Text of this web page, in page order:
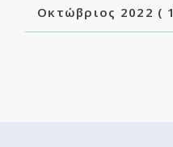
Οκτώβριος 2022 (